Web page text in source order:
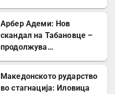
Арбер Адеми: Нов
скандал на Табановце –
продолжува
Македонското рударство
во стагнација: Иловица